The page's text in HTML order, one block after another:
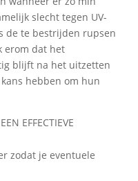
slecht tegen UV-
de te bestrijden rupsen
erom dat het
blijft na het uitzetten
hebben om hun
EFFECTIEVE
zodat je eventuele